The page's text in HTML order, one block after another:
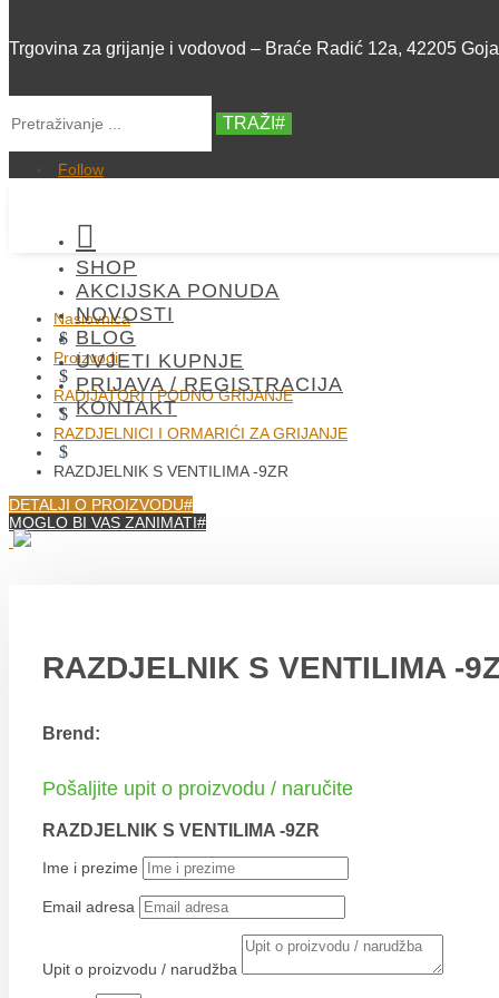
Trgovina za grijanje i vodovod – Braće Radić 12a, 42205
TRAŽI
Follow

SHOP
AKCIJSKA PONUDA
NOVOSTI
BLOG
UVJETI KUPNJE
PRIJAVA / REGISTRACIJA
KONTAKT
Naslovnica
$
Proizvodi
$
RADIJATORI i PODNO GRIJANJE
$
RAZDJELNICI I ORMARIĆI ZA GRIJANJE
$
RAZDJELNIK S VENTILIMA -9ZR
DETALJI O PROIZVODU
MOGLO BI VAS ZANIMATI
RAZDJELNIK S VENTILIMA -
Brend:
Pošaljite upit o proizvodu / naručite
RAZDJELNIK S VENTILIMA -9ZR
Ime i prezime
Email adresa
Upit o proizvodu / narudžba